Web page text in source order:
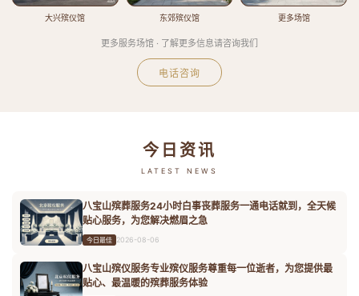
大兴殡仪馆 东郊殡仪馆 更多场馆
更多服务场馆 · 了解更多信息请咨询我们
电话咨询
今日资讯
LATEST NEWS
八宝山殡葬服务24小时白事丧葬服务一通电话就到，全天候
贴心服务，为您解决燃眉之急
今日最佳 2026-08-06
八宝山殡仪服务专业殡仪服务尊重每一位逝者，为您提供最
贴心、最温暖的殡葬服务体验